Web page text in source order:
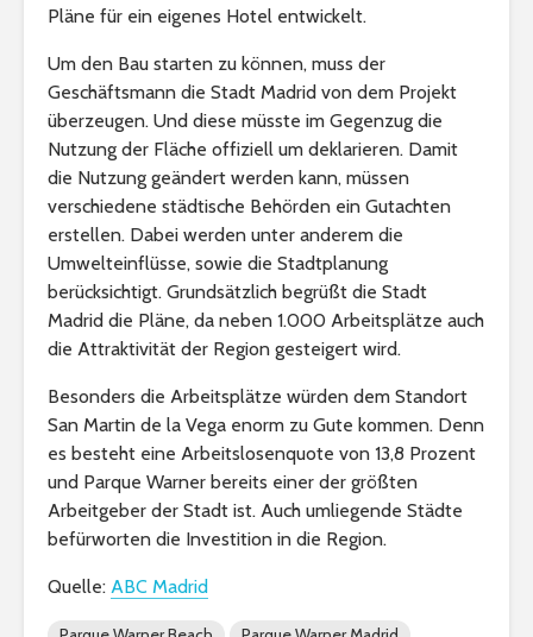
Pläne für ein eigenes Hotel entwickelt.
Um den Bau starten zu können, muss der
Geschäftsmann die Stadt Madrid von dem Projekt
überzeugen. Und diese müsste im Gegenzug die
Nutzung der Fläche offiziell um deklarieren. Damit
die Nutzung geändert werden kann, müssen
verschiedene städtische Behörden ein Gutachten
erstellen. Dabei werden unter anderem die
Umwelteinflüsse, sowie die Stadtplanung
berücksichtigt. Grundsätzlich begrüßt die Stadt
Madrid die Pläne, da neben 1.000 Arbeitsplätze auch
die Attraktivität der Region gesteigert wird.
Besonders die Arbeitsplätze würden dem Standort
San Martin de la Vega enorm zu Gute kommen. Denn
es besteht eine Arbeitslosenquote von 13,8 Prozent
und Parque Warner bereits einer der größten
Arbeitgeber der Stadt ist. Auch umliegende Städte
befürworten die Investition in die Region.
Quelle: ABC Madrid